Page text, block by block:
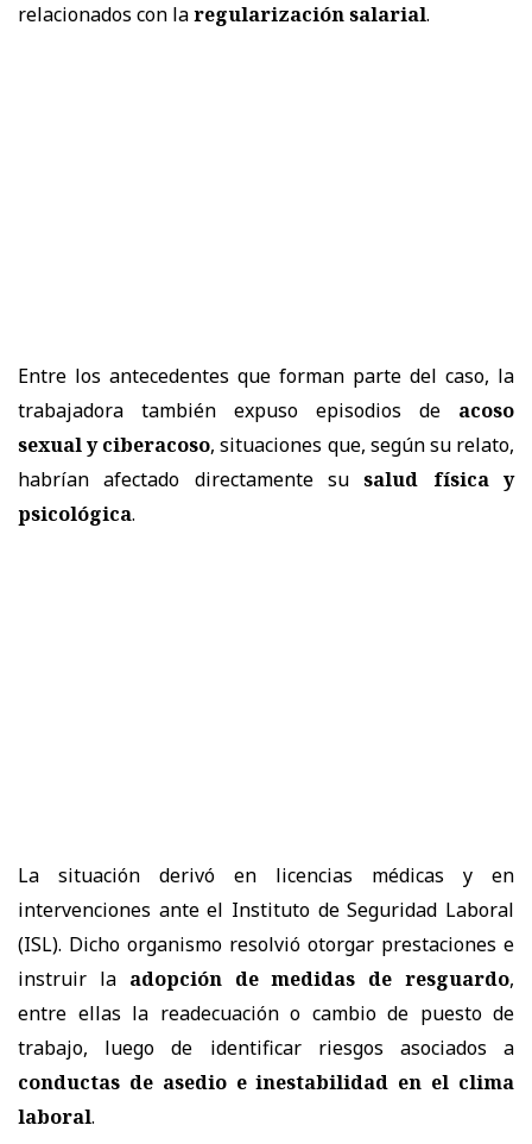
relacionados con laregularización salarial.
Entre los antecedentes que forman parte del caso, la
trabajadora también expuso episodios de acoso
sexual y ciberacoso, situaciones que, según su relato,
habrían afectado directamente susalud física y
psicológica.
La situación derivó en licencias médicas y en
intervenciones ante el Instituto de Seguridad Laboral
(ISL). Dicho organismo resolvió otorgar prestaciones e
instruir la adopción demedidas de resguardo,
entre ellas la readecuación o cambio de puesto de
trabajo, luego de identificar riesgos asociados a
conductas de asedio e inestabilidad en el clima
laboral.